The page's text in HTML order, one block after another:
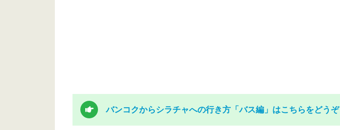
バンコクからシラチャへの行き方「バス編」はこちらをどうぞ